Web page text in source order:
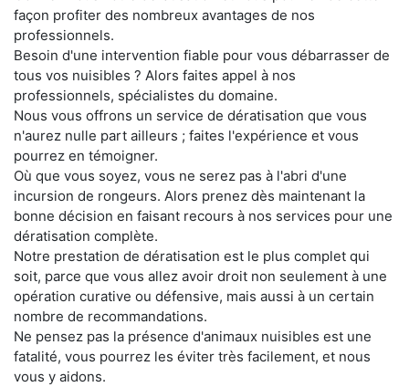
façon profiter des nombreux avantages de nos
professionnels.
Besoin d'une intervention fiable pour vous débarrasser de
tous vos nuisibles ? Alors faites appel à nos
professionnels, spécialistes du domaine.
Nous vous offrons un service de dératisation que vous
n'aurez nulle part ailleurs ; faites l'expérience et vous
pourrez en témoigner.
Où que vous soyez, vous ne serez pas à l'abri d'une
incursion de rongeurs. Alors prenez dès maintenant la
bonne décision en faisant recours à nos services pour une
dératisation complète.
Notre prestation de dératisation est le plus complet qui
soit, parce que vous allez avoir droit non seulement à une
opération curative ou défensive, mais aussi à un certain
nombre de recommandations.
Ne pensez pas la présence d'animaux nuisibles est une
fatalité, vous pourrez les éviter très facilement, et nous
vous y aidons.